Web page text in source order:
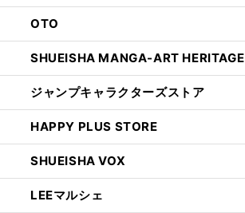
OTO
SHUEISHA MANGA-ART HERITAGE
ジャンプキャラクターズストア
HAPPY PLUS STORE
SHUEISHA VOX
LEEマルシェ